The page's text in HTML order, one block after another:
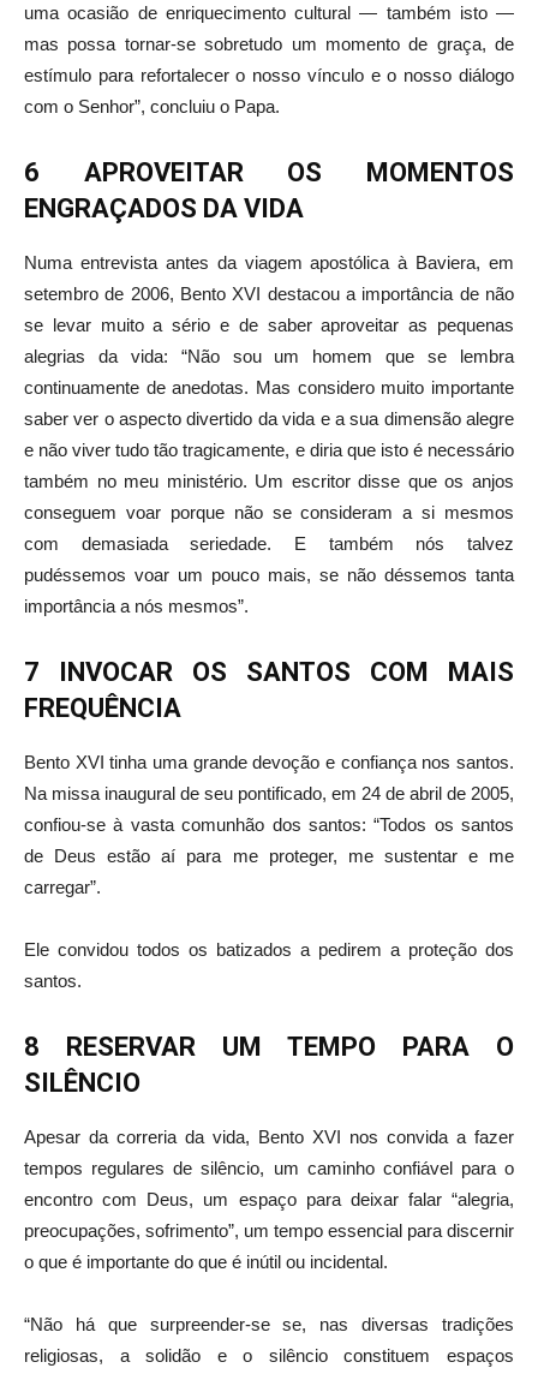
uma ocasião de enriquecimento cultural — também isto —
mas possa tornar-se sobretudo um momento de graça, de
estímulo para refortalecer o nosso vínculo e o nosso diálogo
com o Senhor”, concluiu o Papa.
6 APROVEITAR OS MOMENTOS
ENGRAÇADOS DA VIDA
Numa entrevista antes da viagem apostólica à Baviera, em
setembro de 2006, Bento XVI destacou a importância de não
se levar muito a sério e de saber aproveitar as pequenas
alegrias da vida: “Não sou um homem que se lembra
continuamente de anedotas. Mas considero muito importante
saber ver o aspecto divertido da vida e a sua dimensão alegre
e não viver tudo tão tragicamente, e diria que isto é necessário
também no meu ministério. Um escritor disse que os anjos
conseguem voar porque não se consideram a si mesmos
com demasiada seriedade. E também nós talvez
pudéssemos voar um pouco mais, se não déssemos tanta
importância a nós mesmos”.
7 INVOCAR OS SANTOS COM MAIS
FREQUÊNCIA
Bento XVI tinha uma grande devoção e confiança nos santos.
Na missa inaugural de seu pontificado, em 24 de abril de 2005,
confiou-se à vasta comunhão dos santos: “Todos os santos
de Deus estão aí para me proteger, me sustentar e me
carregar”.
Ele convidou todos os batizados a pedirem a proteção dos
santos.
8 RESERVAR UM TEMPO PARA O
SILÊNCIO
Apesar da correria da vida, Bento XVI nos convida a fazer
tempos regulares de silêncio, um caminho confiável para o
encontro com Deus, um espaço para deixar falar “alegria,
preocupações, sofrimento”, um tempo essencial para discernir
o que é importante do que é inútil ou incidental.
“Não há que surpreender-se se, nas diversas tradições
religiosas, a solidão e o silêncio constituem espaços